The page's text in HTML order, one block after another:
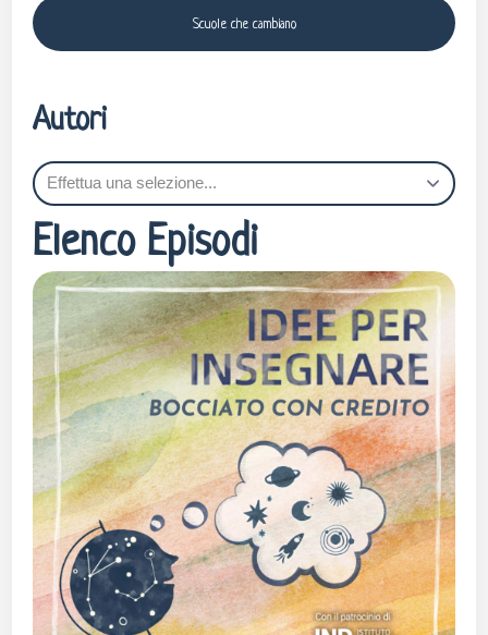
Scuole che cambiano
Autori
Elenco Episodi